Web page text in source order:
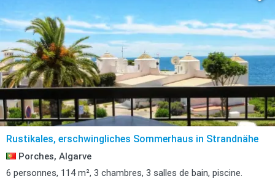
Rustikales, erschwingliches Sommerhaus in Strandnähe
Porches, Algarve
6 personnes, 114 m², 3 chambres, 3 salles de bain, piscine.